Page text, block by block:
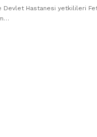
Devlet Hastanesi yetkilileri